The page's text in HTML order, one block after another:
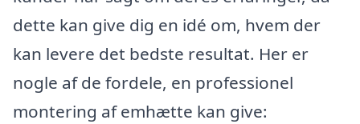
dette kan give dig en idé om, hvem der
kan levere det bedste resultat. Her er
nogle af de fordele, en professionel
montering af emhætte kan give: